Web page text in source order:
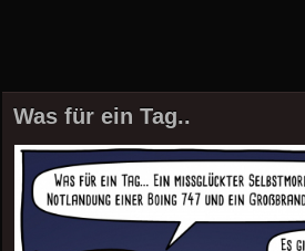
Was für ein Tag..